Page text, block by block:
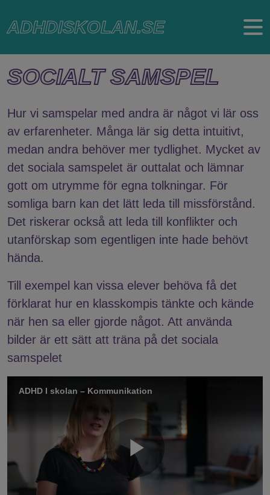
till
ADHDISKOLAN.SE
SOCIALT SAMSPEL
Hur vi samspelar med andra är något vi lär oss
av erfarenheter. Många lär sig detta intuitivt,
medan andra behöver mer tydlighet. Mycket av
det sociala samspelet är outtalat och lämnar
gott om utrymme för egna tolkningar. För
somliga barn kan det lätt leda till missförstånd.
Det riskerar också att leda till konflikter och
utanförskap som egentligen inte hade behövt
hända.
Till exempel kan vissa elever behöva få det
förklarat hur en klasskompis tänkte och kände
när hen sa eller gjorde något. Att använda
bilder är ett sätt att träna på det sociala
samspelet
ADHD I skolan – Kommunikation
Play